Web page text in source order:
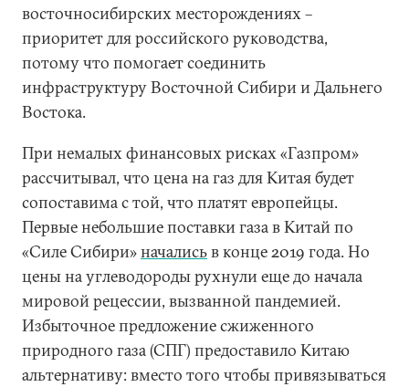
восточносибирских месторождениях –
приоритет для российского руководства,
потому что помогает соединить
инфраструктуру Восточной Сибири и Дальнего
Востока.
При немалых финансовых рисках «Газпром»
рассчитывал, что цена на газ для Китая будет
сопоставима с той, что платят европейцы.
Первые небольшие поставки газа в Китай по
«Силе Сибири»началисьв конце 2019 года. Но
цены на углеводороды рухнули еще до начала
мировой рецессии, вызванной пандемией.
Избыточное предложение сжиженного
природного газа (СПГ) предоставило Китаю
альтернативу: вместо того чтобы привязываться